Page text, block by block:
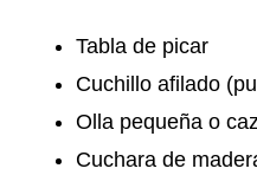
Tabla de picar
Cuchillo afilado
Olla pequeña o
Cuchara de